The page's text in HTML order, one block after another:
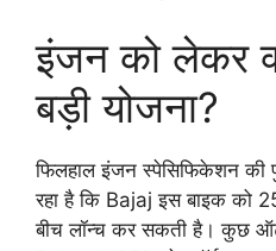
इंजन को लेकर
बड़ी योजना?
फिलहाल इंजन स्पेसिफिकेशन की
रहा है कि Bajaj इस बाइक
बीच लॉन्च कर सकती है। कुछ